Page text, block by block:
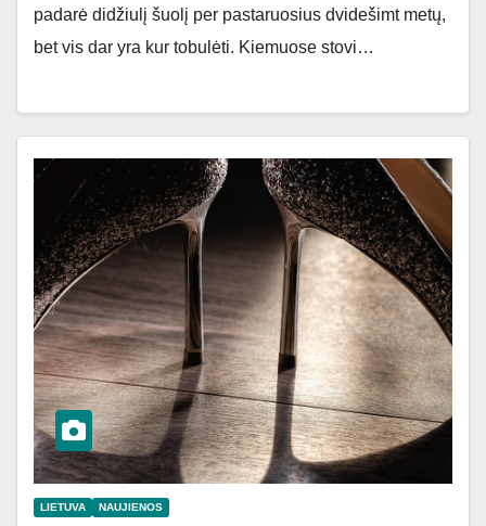
padarė didžiulį šuolį per pastaruosius dvidešimt metų,
bet vis dar yra kur tobulėti. Kiemuose stovi…
LIETUVA NAUJIENOS